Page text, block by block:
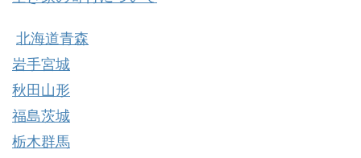
北海道青森
岩手宮城
秋田 山形
福島茨城
栃木群馬